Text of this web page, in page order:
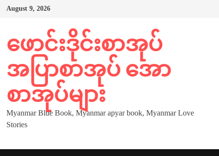
Skip
August 9, 2026
ဖောင်းဒိုင်းစာအုပ်
အပြာစာအုပ် အော
စာအုပ်များ
Myanmar Blue Book, Myanmar apyar book, Myanmar Love
Stories